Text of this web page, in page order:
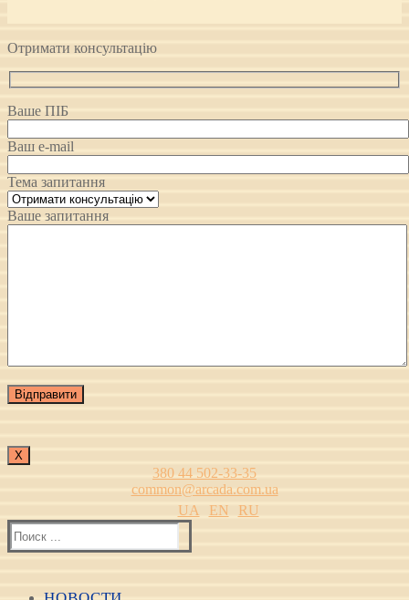
Отримати консультацію
Ваше ПІБ
Ваш e-mail
Тема запитання
Ваше запитання
Х
380 44 502-33-35
common@arcada.com.ua
UA
EN
RU
Найти: